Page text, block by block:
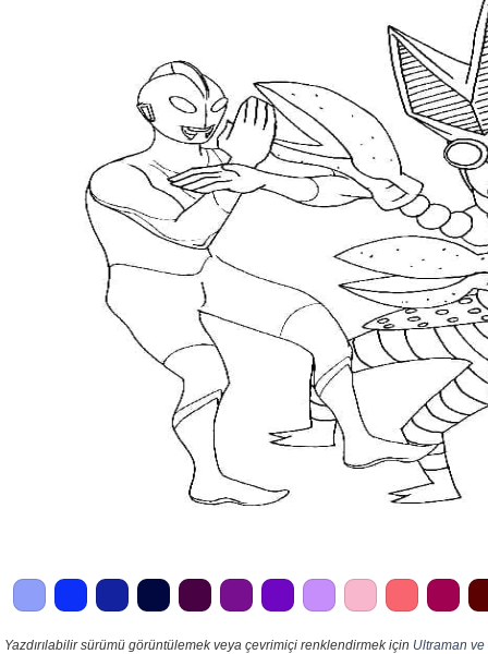
Yazdırılabilir sürümü görüntülemek veya çevrimiçi renklendirmek için Ultraman ve